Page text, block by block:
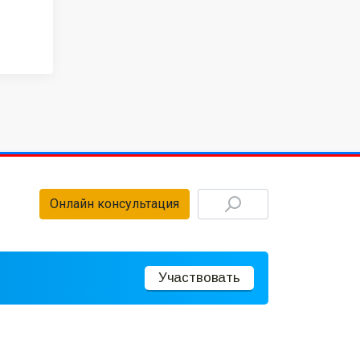
Онлайн консультация
Участвовать